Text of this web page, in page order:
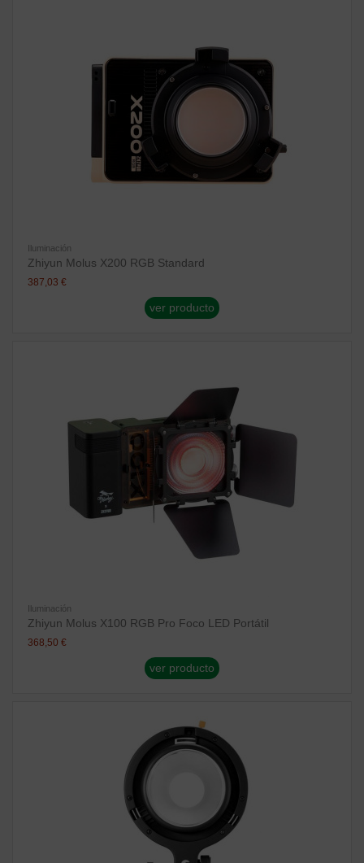
Iluminación
Zhiyun Molus X200 RGB Standard
387,03 €
ver producto
Iluminación
Zhiyun Molus X100 RGB Pro Foco LED Portátil
368,50 €
ver producto